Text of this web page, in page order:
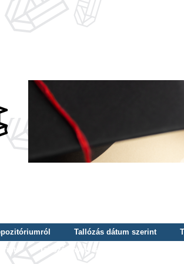
Tallózás dátum szerint
Tallózás nyelv szerint